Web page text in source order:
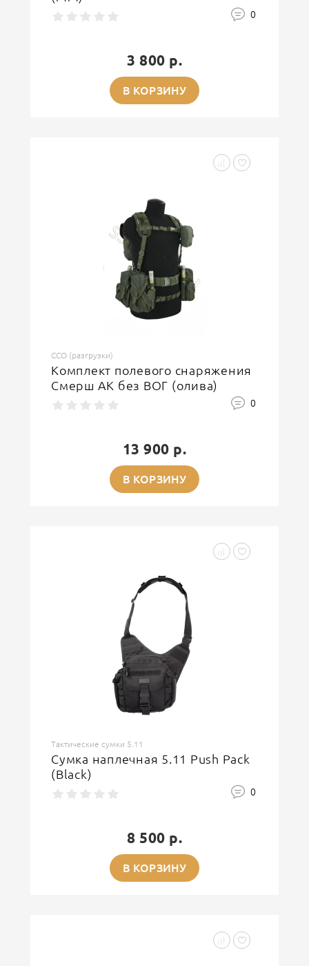
0
3 800 р.
В КОРЗИНУ
ССО (разгрузки)
Комплект полевого снаряжения
Смерш АК без ВОГ (олива)
0
13 900 р.
В КОРЗИНУ
Тактические сумки 5.11
Сумка наплечная 5.11 Push Pack
(Black)
0
8 500 р.
В КОРЗИНУ